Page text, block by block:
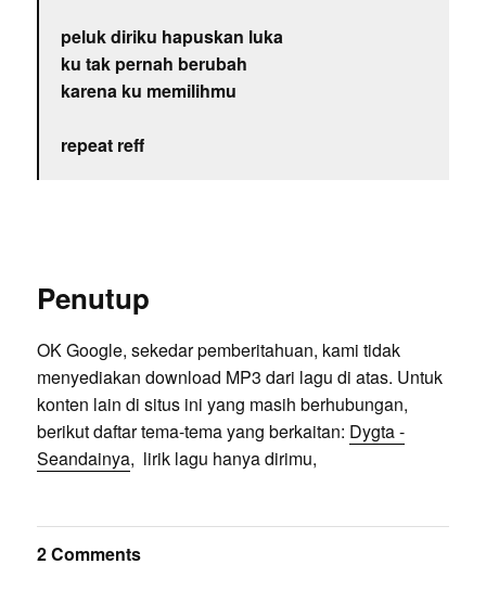
peluk diriku hapuskan luka
ku tak pernah berubah
karena ku memilihmu
repeat reff
Penutup
OK Google, sekedar pemberitahuan, kami tidak
menyediakan download MP3 dari lagu di atas. Untuk
konten lain di situs ini yang masih berhubungan,
berikut daftar tema-tema yang berkaitan: Dygta -
Seandainya, lirik lagu hanya dirimu,
2 Comments